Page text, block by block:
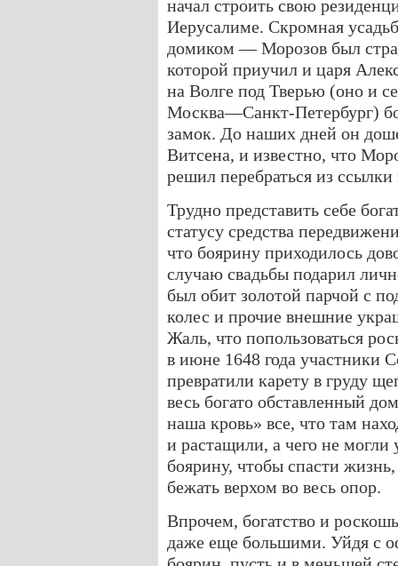
начал строить свою
Иерусалиме. Скромная
домиком — Морозов был
которой приучил и царя
на Волге под Тверью (оно и
Москва—Санкт-Петербург)
замок. До наших дней он
Витсена, и известно, что
решил перебраться из
Трудно представить себе
статусу средства
что боярину приходилось
случаю свадьбы подарил
был обит золотой парчой с
колес и прочие внешние
Жаль, что попользоваться
в июне 1648 года участники
превратили карету в груду
весь богато обставленный
наша кровь» все, что там
и растащили, а чего не
боярину, чтобы спасти
бежать верхом во весь опор.
Впрочем, богатство и
даже еще большими. Уйдя с